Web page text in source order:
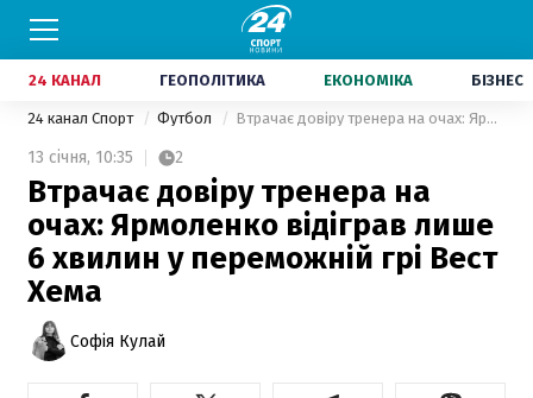
24 КАНАЛ ГЕОПОЛІТИКА ЕКОНОМІКА БІЗНЕС
24 канал Спорт Футбол Втрачає довіру тренера на очах: Ярмоленко відіграв лише 6 хвилин у переможній грі Вест Хема
13 січня, 10:35 2
Втрачає довіру тренера на
очах: Ярмоленко відіграв лише
6 хвилин у переможній грі Вест
Хема
Софія Кулай